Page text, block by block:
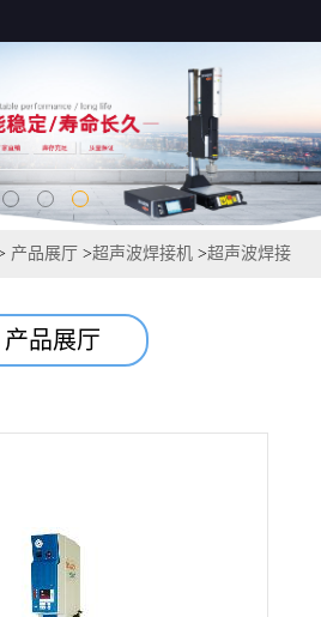
产品展厅 >超声波焊接机 >超声波焊接
产品展厅